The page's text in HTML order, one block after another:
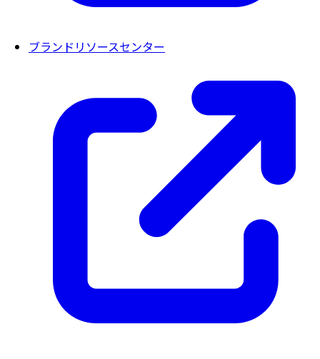
ブランドリソースセンター